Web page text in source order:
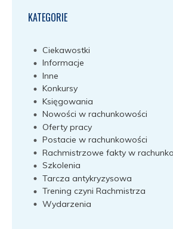
KATEGORIE
Ciekawostki
Informacje
Inne
Konkursy
Księgowania
Nowości w rachunkowości
Oferty pracy
Postacie w rachunkowości
Rachmistrzowe fakty w
Szkolenia
Tarcza antykryzysowa
Trening czyni Rachmistrza
Wydarzenia